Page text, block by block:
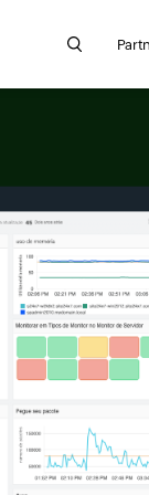
Search